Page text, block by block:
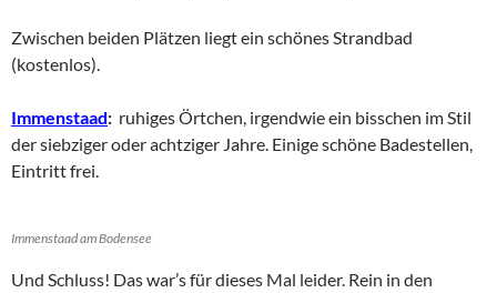
Zwischen beiden Plätzen liegt ein schönes Strandbad
(kostenlos).
Immenstaad: ruhiges Örtchen, irgendwie ein bisschen im Stil
der siebziger oder achtziger Jahre. Einige schöne Badestellen,
Eintritt frei.
Immenstaad am Bodensee
Und Schluss! Das war’s für dieses Mal leider. Rein in den